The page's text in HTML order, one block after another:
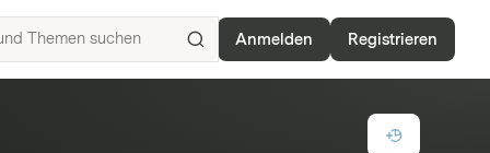
ISIN,
Basiswerte,
Anmelden Registrieren